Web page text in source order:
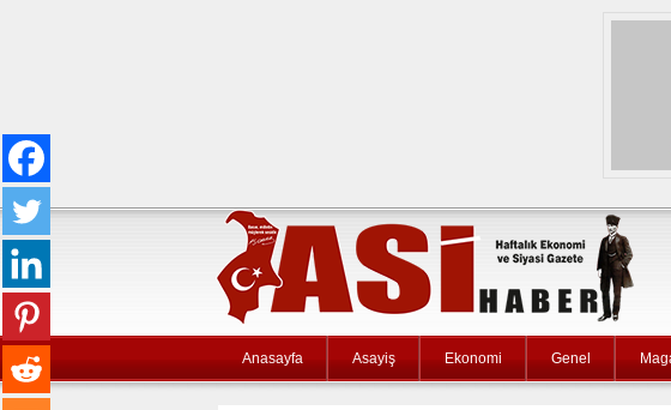
Anasayfa Asayiş Ekonomi Genel